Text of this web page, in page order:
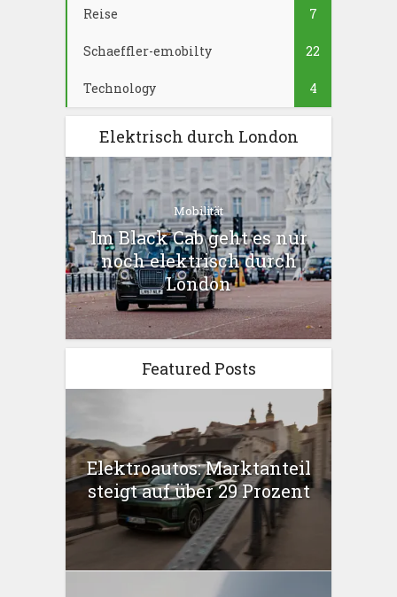
Reise 7
Schaeffler-emobilty 22
Technology 4
Elektrisch durch London
Mobilität
Im Black Cab geht es nur
noch elektrisch durch
London
Featured Posts
Elektroautos: Marktanteil
steigt auf über 29 Prozent